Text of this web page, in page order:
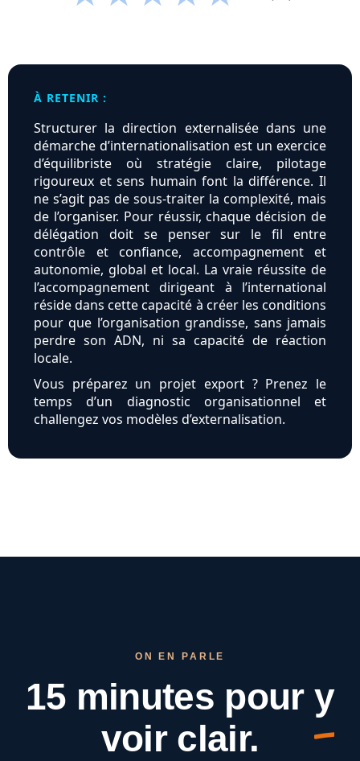
À RETENIR :
Structurer la direction externalisée dans une
démarche d’internationalisation est un exercice
d’équilibriste où stratégie claire, pilotage
rigoureux et sens humain font la différence. Il
ne s’agit pas de sous-traiter la complexité, mais
de l’organiser. Pour réussir, chaque décision de
délégation doit se penser sur le fil entre
contrôle et confiance, accompagnement et
autonomie, global et local. La vraie réussite de
l’accompagnement dirigeant à l’international
réside dans cette capacité à créer les conditions
pour que l’organisation grandisse, sans jamais
perdre son ADN, ni sa capacité de réaction
locale.
Vous préparez un projet export ? Prenez le
temps d’un diagnostic organisationnel et
challengez vos modèles d’externalisation.
ON EN PARLE
15 minutes pour y
voir clair.